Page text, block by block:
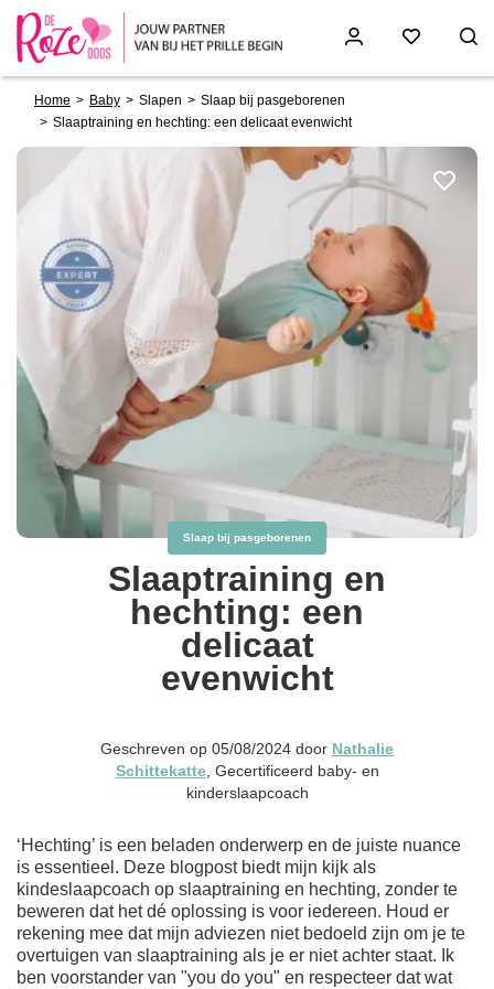
content
Home Baby Slapen
Slaap bij pasgeborenen
Slaaptraining en hechting: een delicaat evenwicht
Slaap bij pasgeborenen
Slaaptraining en
hechting: een
delicaat
evenwicht
Geschreven op 05/08/2024 door Nathalie
Schittekatte, Gecertificeerd baby- en
kinderslaapcoach
‘Hechting’ is een beladen onderwerp en de juiste nuance
is essentieel. Deze blogpost biedt mijn kijk als
kindeslaapcoach op slaaptraining en hechting, zonder te
beweren dat het dé oplossing is voor iedereen. Houd er
rekening mee dat mijn adviezen niet bedoeld zijn om je te
overtuigen van slaaptraining als je er niet achter staat. Ik
ben voorstander van "you do you" en respecteer dat wat